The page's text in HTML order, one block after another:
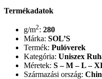
Termékadatok
g/m2: 280
Márka: SOL’S
Termék: Pulóverek
Kategória: Uniszex
Méretek: S – M – L –
Származási ország: